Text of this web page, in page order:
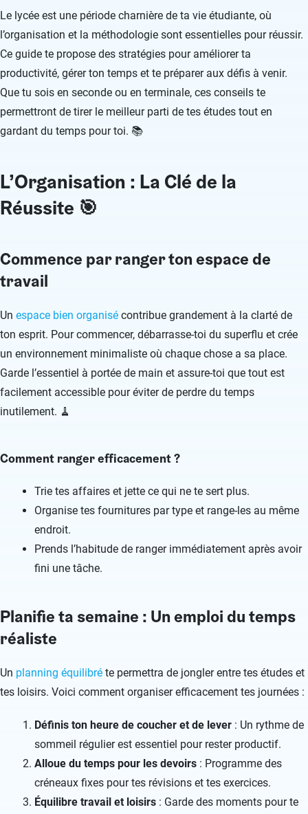
Le lycée est une période charnière de ta vie étudiante, où
l’organisation et la méthodologie sont essentielles pour réussir.
Ce guide te propose des stratégies pour améliorer ta
productivité, gérer ton temps et te préparer aux défis à venir.
Que tu sois en seconde ou en terminale, ces conseils te
permettront de tirer le meilleur parti de tes études tout en
gardant du temps pour toi. 📚
L’Organisation : La Clé de la
Réussite 🎯
Commence par ranger ton espace de
travail
Un espace bien organisé contribue grandement à la clarté de
ton esprit. Pour commencer, débarrasse-toi du superflu et crée
un environnement minimaliste où chaque chose a sa place.
Garde l’essentiel à portée de main et assure-toi que tout est
facilement accessible pour éviter de perdre du temps
inutilement. 🧹
Comment ranger efficacement ?
Trie tes affaires et jette ce qui ne te sert plus.
Organise tes fournitures par type et range-les au même
endroit.
Prends l’habitude de ranger immédiatement après avoir
fini une tâche.
Planifie ta semaine : Un emploi du temps
réaliste
Un planning équilibré te permettra de jongler entre tes études et
tes loisirs. Voici comment organiser efficacement tes journées :
Définis ton heure de coucher et de lever : Un rythme de
sommeil régulier est essentiel pour rester productif.
Alloue du temps pour les devoirs : Programme des
créneaux fixes pour tes révisions et tes exercices.
Équilibre travail et loisirs : Garde des moments pour te